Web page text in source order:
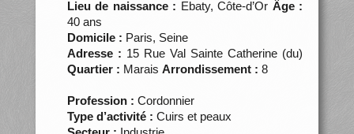
Lieu de naissance : Ebaty, Côte-d’Or Âge :
40 ans
Domicile : Paris, Seine
Adresse : 15 Rue Val Sainte Catherine (du)
Quartier : Marais Arrondissement : 8
Profession : Cordonnier
Type d’activité : Cuirs et peaux